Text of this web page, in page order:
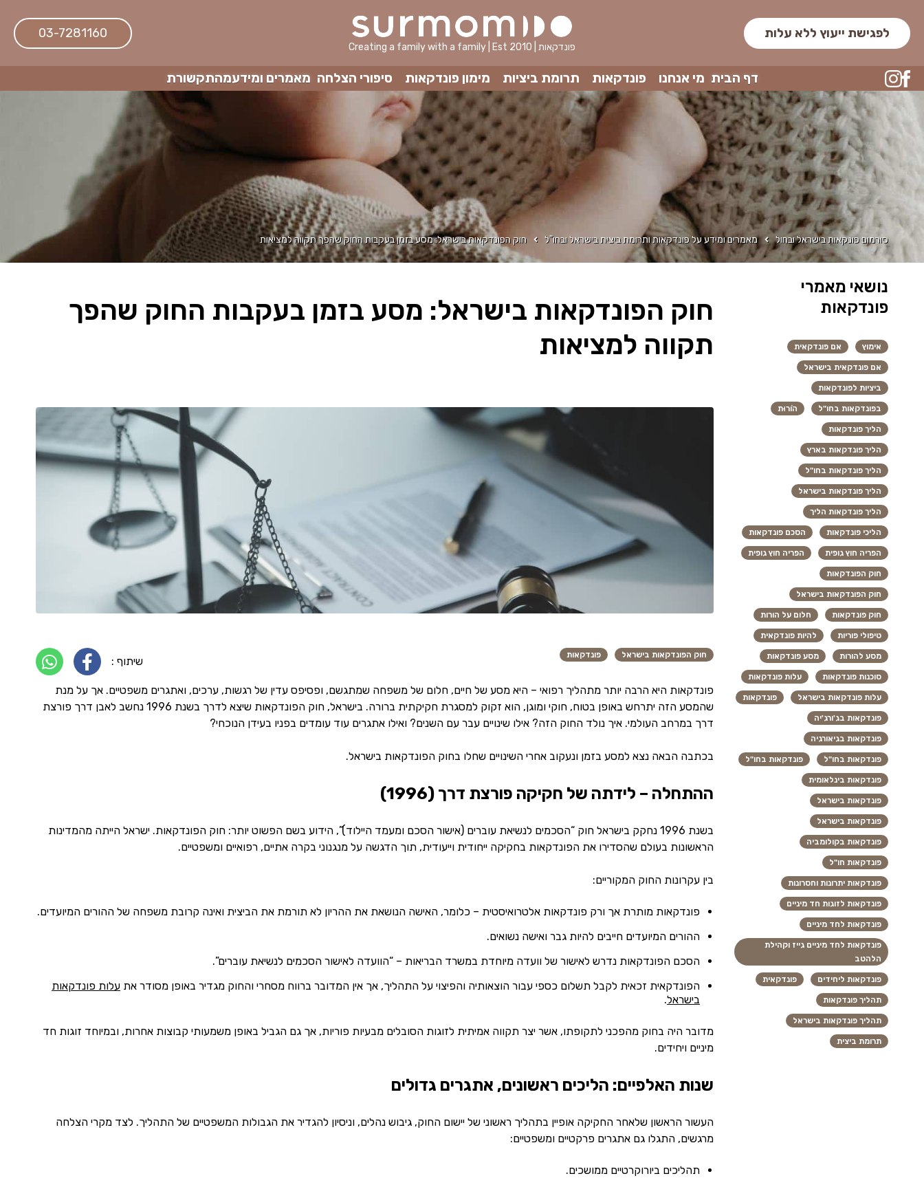
לפגישת ייעוץ ללא עלות
Creating a family with a family | Est 2010 | פונדקאות
03-7281160
דף הבית מי אנחנו פונדקאות תרומת ביציות מימון פונדקאות סיפורי הצלחה מאמרים ומידעמהתקשורת
סורמום פונקאות בישראל ובחול מאמרים ומידע על פונדקאות ותרומת ביצית בישראל ובחו"ל חוק הפונדקאות בישראל: מסע בזמן בעקבות החוק שהפך תקווה למציאות
חוק הפונדקאות בישראל: מסע בזמן בעקבות החוק שהפך
תקווה למציאות
חוק הפונדקאות בישראל פונדקאות שיתוף :
פונדקאות היא הרבה יותר מתהליך רפואי – היא מסע של חיים, חלום של משפחה שמתגשם, ופסיפס עדין של רגשות, ערכים, ואתגרים משפטיים. אך על מנת
שהמסע הזה יתרחש באופן בטוח, חוקי ומוגן, הוא זקוק למסגרת חקיקתית ברורה. בישראל, חוק הפונדקאות שיצא לדרך בשנת 1996 נחשב לאבן דרך פורצת
דרך במרחב העולמי. איך נולד החוק הזה? אילו שינויים עבר עם השנים? ואילו אתגרים עוד עומדים בפניו בעידן הנוכחי?
בכתבה הבאה נצא למסע בזמן ונעקוב אחרי השינויים שחלו בחוק הפונדקאות בישראל.
ההתחלה – לידתה של חקיקה פורצת דרך (1996)
בשנת 1996 נחקק בישראל חוק “הסכמים לנשיאת עוברים (אישור הסכם ומעמד היילוד)”, הידוע בשם הפשוט יותר: חוק הפונדקאות. ישראל הייתה מהמדינות
הראשונות בעולם שהסדירו את הפונדקאות בחקיקה ייחודית וייעודית, תוך הדגשה על מנגנוני בקרה אתיים, רפואיים ומשפטיים.
בין עקרונות החוק המקוריים:
פונדקאות מותרת אך ורק פונדקאות אלטרואיסטית – כלומר, האישה הנושאת את ההריון לא תורמת את הביצית ואינה קרובת משפחה של ההורים המיועדים.
ההורים המיועדים חייבים להיות גבר ואישה נשואים.
הסכם הפונדקאות נדרש לאישור של וועדה מיוחדת במשרד הבריאות – “הוועדה לאישור הסכמים לנשיאת עוברים”.
הפונדקאית זכאית לקבל תשלום כספי עבור הוצאותיה והפיצוי על התהליך, אך אין המדובר ברווח מסחרי והחוק מגדיר באופן מסודר את עלות פונדקאות
בישראל.
מדובר היה בחוק מהפכני לתקופתו, אשר יצר תקווה אמיתית לזוגות הסובלים מבעיות פוריות, אך גם הגביל באופן משמעותי קבוצות אחרות, ובמיוחד זוגות חד
מיניים ויחידים.
שנות האלפיים: הליכים ראשונים, אתגרים גדולים
העשור הראשון שלאחר החקיקה אופיין בתהליך ראשוני של יישום החוק, גיבוש נהלים, וניסיון להגדיר את הגבולות המשפטיים של התהליך. לצד מקרי הצלחה
מרגשים, התגלו גם אתגרים פרקטיים ומשפטיים:
תהליכים ביורוקרטיים ממושכים.
נושאי מאמרי
פונדקאות
אימוץ אם פונדקאית
אם פונדקאית בישראל
ביציות לפונדקאות
בפונדקאות בחו"ל הוֹרוּת
הליך פונדקאות
הליך פונדקאות בארץ
הליך פונדקאות בחו"ל
הליך פונדקאות בישראל
הליך פונדקאות הליך
הליכי פונדקאות הסכם פונדקאות
הפריה חוץ גופית הפריה חוץ גופית
חוק הפונדקאות
חוק הפונדקאות בישראל
חוק פונדקאות חלום על הורות
טיפולי פוריות להיות פונדקאית
מסע להורות מסע פונדקאות
סוכנות פונדקאות עלות פונדקאות
עלות פונדקאות בישראל פונדקאות
פונדקאות בג'ורג'יה
פונדקאות בגיאורגיה
פונדקאות בחו"ל פונדקאות בחו"ל
פונדקאות בינלאומית
פונדקאות בישראל
פונדקאות בישראל
פונדקאות בקולומביה
פונדקאות חו"ל
פונדקאות יתרונות וחסרונות
פונדקאות לזוגות חד מיניים
פונדקאות לחד מיניים
פונדקאות לחד מיניים גייז וקהילת
הלהטב
פונדקאות ליחידים פונדקאית
תהליך פונדקאות
תהליך פונדקאות בישראל
תרומת ביצית